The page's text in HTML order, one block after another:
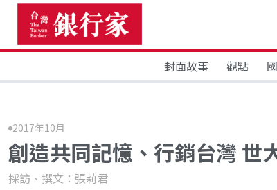
封面故事 觀點
2017年10月
創造共同記憶、行銷台灣 世
採訪、撰文：張莉君